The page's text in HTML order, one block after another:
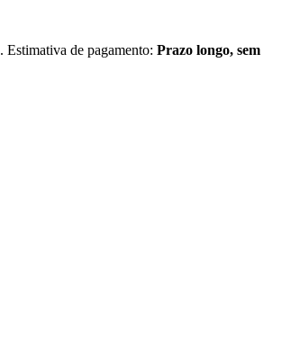
. Estimativa de pagamento: Prazo longo, sem